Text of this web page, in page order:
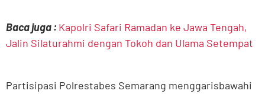
Baca juga : Kapolri Safari Ramadan ke Jawa Tengah,
Jalin Silaturahmi dengan Tokoh dan Ulama Setempat
Partisipasi Polrestabes Semarang menggarisbawahi